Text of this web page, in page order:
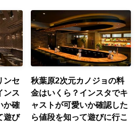
ンセ
ンス
か確
遊び
秋葉原2次元カノジョの料
金はいくら？インスタでキ
ャストが可愛いか確認した
ら値段を知って遊びに行こ